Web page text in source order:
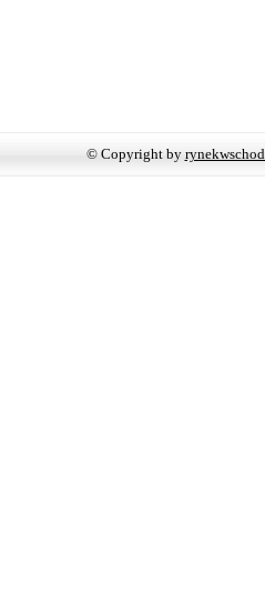
© Copyright by